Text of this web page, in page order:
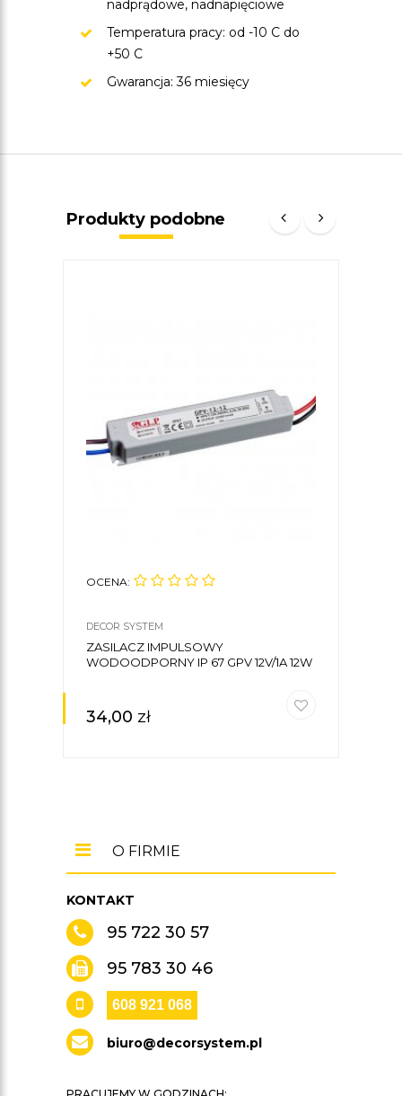
nadprądowe, nadnapięciowe
Temperatura pracy: od -10 C do
+50 C
Gwarancja: 36 miesięcy
Produkty podobne
OCENA:
DECOR SYSTEM
ZASILACZ IMPULSOWY
WODOODPORNY IP 67 GPV 12V/1A 12W
34,00 zł
KONTAKT
95 722 30 57
95 783 30 46
608 921 068
biuro@decorsystem.pl
O FIRMIE